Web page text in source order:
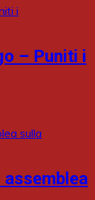
– Puniti i
assemblea